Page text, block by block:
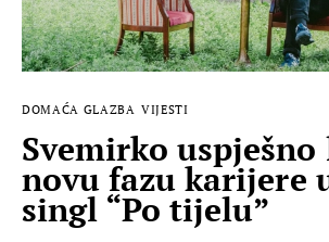
MUSIC BOX
DOMAĆA GLAZBA VIJESTI
Svemirko
novu fazu karijere
singl “Po tijelu”